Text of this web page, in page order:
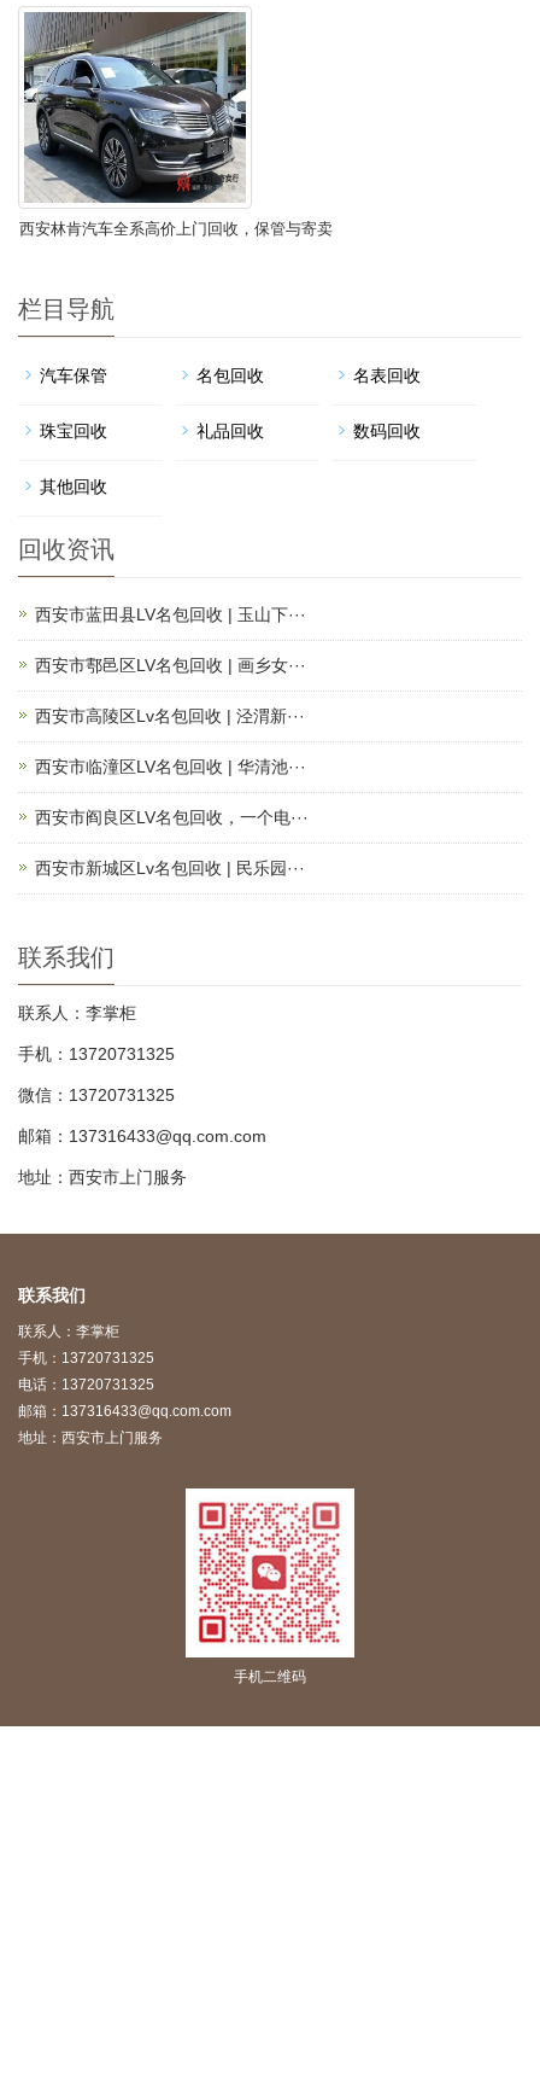
汽车寄卖与保管！
西安林肯汽车全系高价上门回收，保管与寄卖
栏目导航
汽车保管 名包回收 名表回收
珠宝回收 礼品回收 数码回收
其他回收
回收资讯
西安市蓝田县LV名包回收 | 玉山下···
西安市鄠邑区LV名包回收 | 画乡女···
西安市高陵区Lv名包回收 | 泾渭新···
西安市临潼区LV名包回收 | 华清池···
西安市阎良区LV名包回收，一个电···
西安市新城区Lv名包回收 | 民乐园···
联系我们
联系人：李掌柜
手机：13720731325
微信：13720731325
邮箱：137316433@qq.com.com
地址：西安市上门服务
联系我们
联系人：李掌柜
手机：13720731325
电话：13720731325
邮箱：137316433@qq.com.com
地址：西安市上门服务
手机二维码